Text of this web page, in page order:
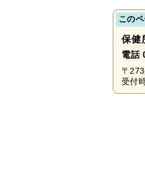
この
保健
電話
〒
受付